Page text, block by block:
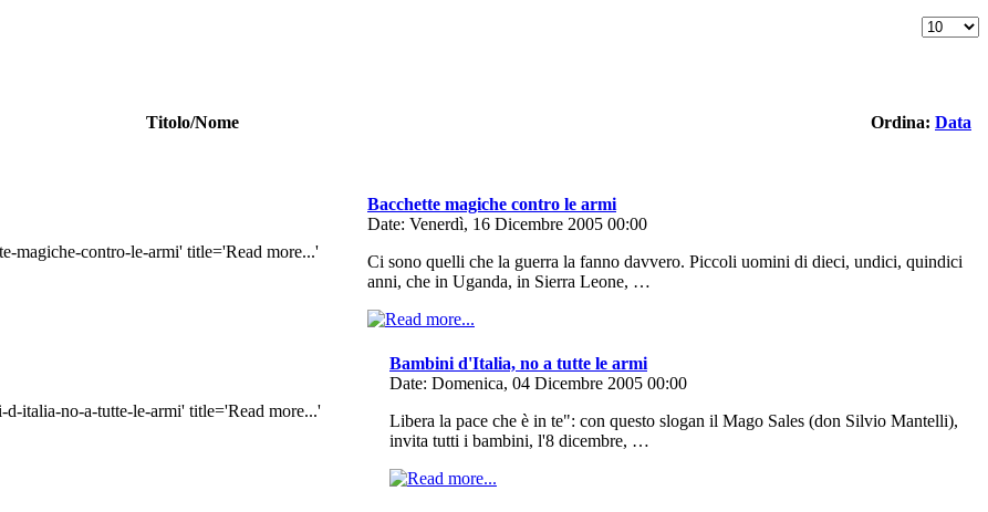
Titolo/Nome Ordina: Data
Bacchette magiche contro le armi
Date: Venerdì, 16 Dicembre 2005 00:00
Ci sono quelli che la guerra la fanno davvero. Piccoli uomini di dieci, undici, quindici
anni, che in Uganda, in Sierra Leone, …
Bambini d'Italia, no a tutte le armi
Date: Domenica, 04 Dicembre 2005 00:00
Libera la pace che è in te": con questo slogan il Mago Sales (don Silvio Mantelli),
invita tutti i bambini, l'8 dicembre, …